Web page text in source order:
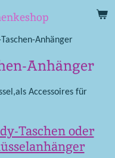
Anhänger
Anhänger
Accessoires für
Taschen oder